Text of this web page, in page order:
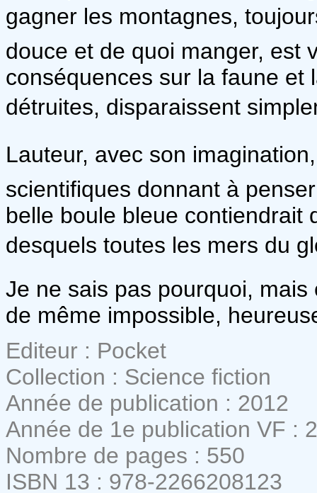
gagner les montagnes,
douce et de quoi manger, est
conséquences sur la faune et
détruites, disparaissent
Lauteur, avec son
scientifiques donnant à
belle boule bleue contiendrait
desquels toutes les mers du
Je ne sais pas pourquoi,
de même impossible,
Editeur : Pocket
Collection : Science fiction
Année de publication : 2012
Année de 1e publication VF :
Nombre de pages : 550
ISBN 13 : 978-2266208123